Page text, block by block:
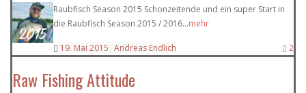
Raubfisch Season 2015 Schonzeitende und ein super Start in
die Raubfisch Season 2015 / 2016...mehr
19. Mai 2015 Andreas Endlich 2
Raw Fishing Attitude